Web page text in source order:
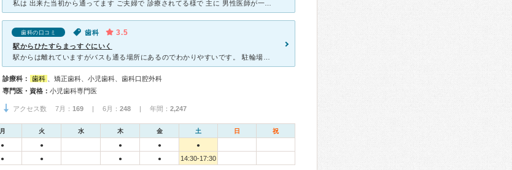
歯科の口コミ 歯科 3.5
駅からひたすらまっすぐにいく
診療科： 歯科
、矯正歯科、小児歯科、歯科口腔外科
専門医・資格： 小児歯科専門医
アクセス数 7月： 169 | 6月： 248 | 年間： 2,247
月 火 水 木 金 土 日 祝
● ● ● ● ●
● ● ● ● 14:30-17:30